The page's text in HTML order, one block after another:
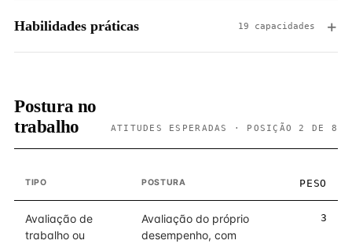
Habilidades práticas 19 capacidades
Postura no
trabalho
ATITUDES ESPERADAS · POSIÇÃO 2 DE 8
TIPO POSTURA PESO
Avaliação de
trabalho ou
Avaliação do próprio
desempenho, com
3